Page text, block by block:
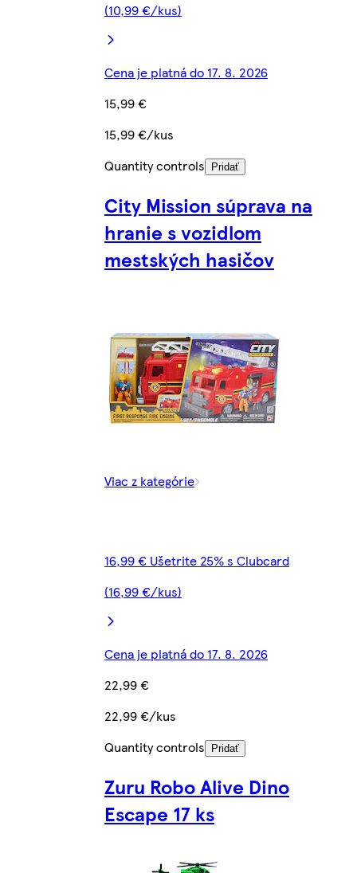
(10,99 €/kus)
Cena je platná do 17. 8. 2026
15,99 €
15,99 €/kus
Quantity controls
Pridať
City Mission súprava na
hranie s vozidlom
mestských hasičov
Viac z kategórie
16,99 € Ušetrite 25% s Clubcard
(16,99 €/kus)
Cena je platná do 17. 8. 2026
22,99 €
22,99 €/kus
Quantity controls
Pridať
Zuru Robo Alive Dino
Escape 17 ks